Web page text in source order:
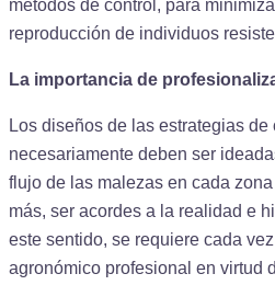
métodos de control, para
reproducción de individuos
La importancia de
Los diseños de las estrategias
necesariamente deben ser
flujo de las malezas en cada
más, ser acordes a la realidad e
este sentido, se requiere cada
agronómico profesional en virtud